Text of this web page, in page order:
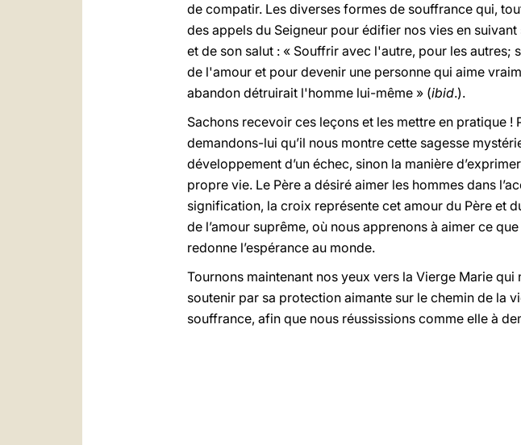
de compatir. Les diverses formes de souffrance qui,
des appels du Seigneur pour édifier nos vies en
et de son salut : « Souffrir avec l'autre, pour les
de l'amour et pour devenir une personne qui aime
abandon détruirait l'homme lui-même » (ibid.).
Sachons recevoir ces leçons et les mettre en pratique
demandons-lui qu’il nous montre cette sagesse
développement d’un échec, sinon la manière
propre vie. Le Père a désiré aimer les hommes dans
signification, la croix représente cet amour du Père et
de l’amour suprême, où nous apprenons à aimer ce
redonne l’espérance au monde.
Tournons maintenant nos yeux vers la Vierge Marie
soutenir par sa protection aimante sur le chemin de la
souffrance, afin que nous réussissions comme elle à